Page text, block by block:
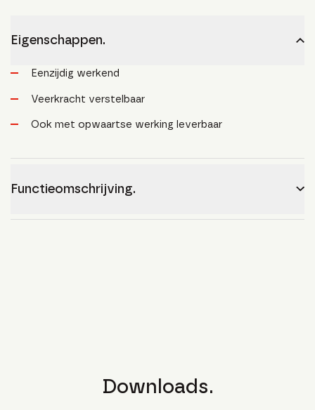
Eigenschappen.
Eenzijdig werkend
Veerkracht verstelbaar
Ook met opwaartse werking leverbaar
Functieomschrijving.
Downloads.